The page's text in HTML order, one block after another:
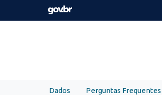
Skip to main content
Dados Perguntas Frequentes